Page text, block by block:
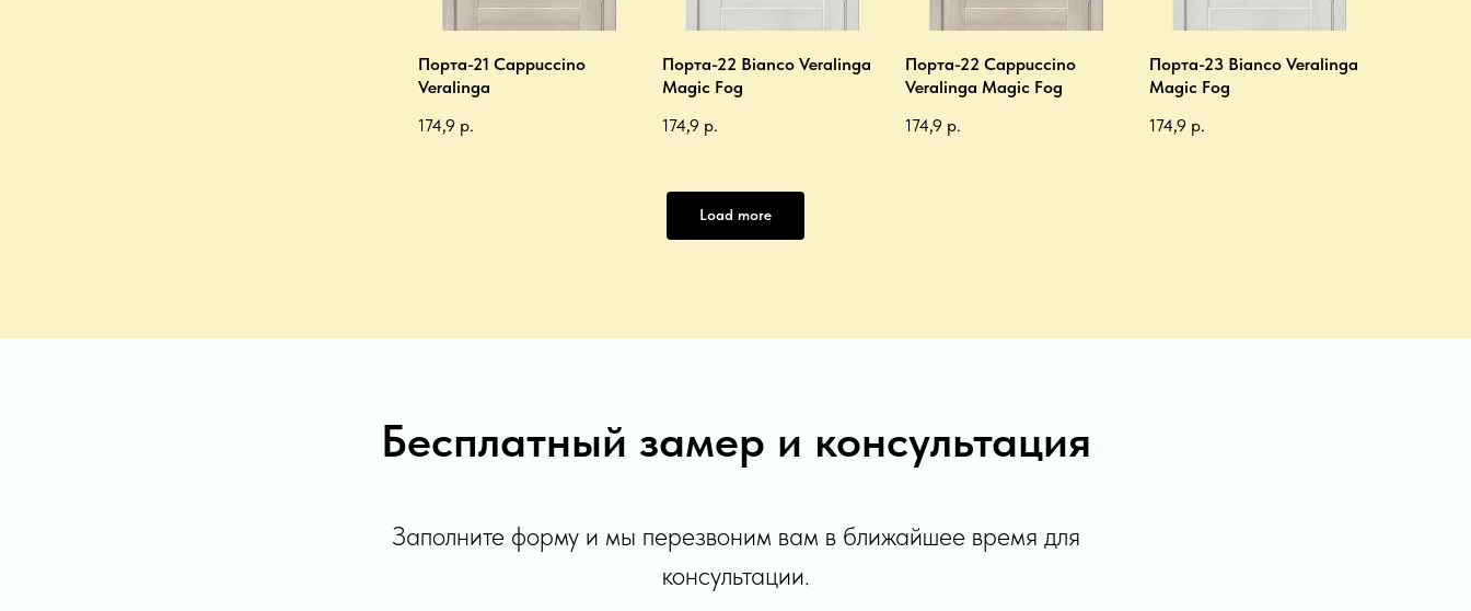
Порта-21 Cappuccino
Veralinga
174,9 р.
Порта-22 Bianco Veralinga
Magic Fog
174,9 р.
Порта-22 Cappuccino
Veralinga Magic Fog
174,9 р.
Порта-23 Bianco Veralinga
Magic Fog
174,9 р.
Load more
Бесплатный замер и консультация
Заполните форму и мы перезвоним вам в ближайшее время для
консультации.